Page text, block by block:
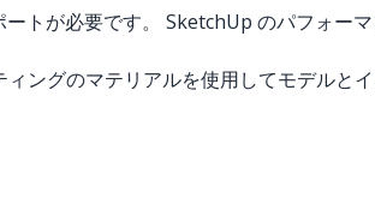
トが必要です。 SketchUp のパフォー
ングのマテリアルを使用してモデルと